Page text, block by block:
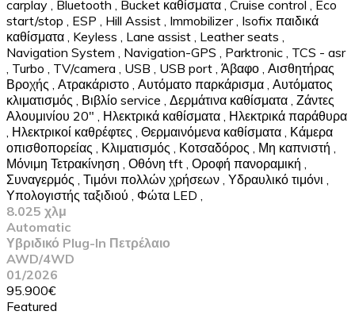
carplay Bluetooth Bucket καθίσματα Cruise control
Eco
start/stop
ESP Hill Assist Immobilizer Isofix παιδικά
καθίσματα Keyless Lane assist Leather seats
Navigation System
Navigation-GPS Parktronic TCS - asr
Turbo TV/camera USB USB port Άβαφο Αισθητήρας
Βροχής Ατρακάριστο Αυτόματο παρκάρισμα Αυτόματος
κλιματισμός
Βιβλίο service Δερμάτινα καθίσματα Ζάντες
Αλουμινίου 20"
Ηλεκτρικά καθίσματα Ηλεκτρικά παράθυρα
Ηλεκτρικοί καθρέφτες Θερμαινόμενα καθίσματα Κάμερα
οπισθοπορείας
Κλιματισμός Κοτσαδόρος Μη καπνιστή
Μόνιμη Τετρακίνηση Οθόνη tft Οροφή πανοραμική
Συναγερμός Τιμόνι πολλών χρήσεων Υδραυλικό τιμόνι
Υπολογιστής ταξιδιού
Φώτα LED
8.025 χλμ
Automatic
Υβριδικό Plug-In Πετρέλαιο
AWD/4WD
01/2026
95.900€
Featured